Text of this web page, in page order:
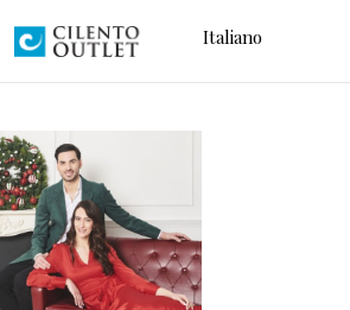
Italiano